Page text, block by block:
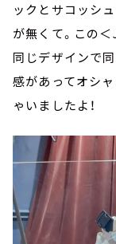
ックとサコッシ
が無くて。この
同じデザインで
感があってオシ
ゃいましたよ！